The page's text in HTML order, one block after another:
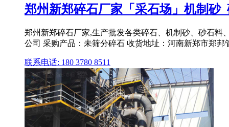
郑州新郑碎石厂家「采石场」机制砂
郑州新郑碎石厂家,生产批发各类碎石、机制砂、砂石
公司 采购产品：未筛分碎石 收货地址：河南新郑市郑邦
联系电话: 180 3780 8511